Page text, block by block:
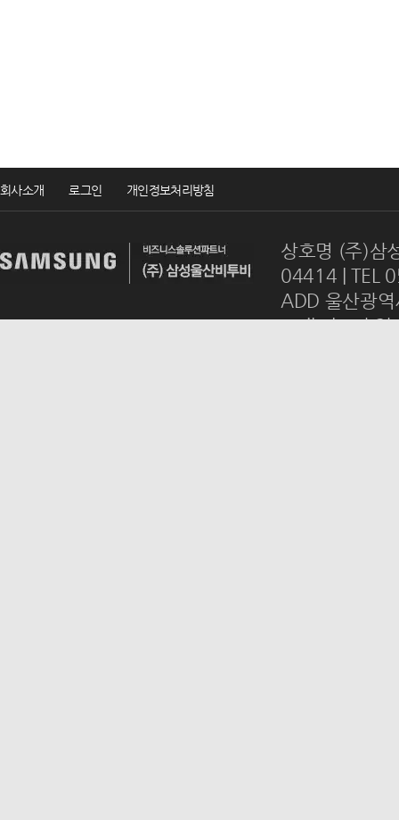
회사소개 로그인 개인정보처리방침
상호명 (주)삼
04414 | TEL
ADD 울산광
mail